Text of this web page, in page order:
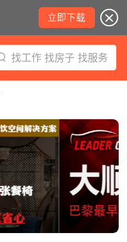
立即下载
找工作 找房子 找服务